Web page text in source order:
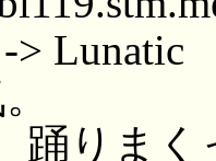
> Lunatic
踊りま